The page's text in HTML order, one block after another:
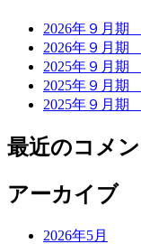
2026年９月期
2026年９月期
2025年９月
2025年９月期
2025年９月期
最近のコメン
アーカイブ
2026年5月